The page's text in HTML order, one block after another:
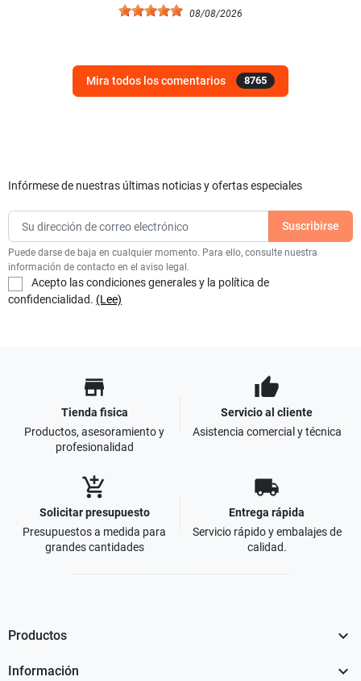
08/08/2026
Mira todos los comentarios 8765
Infórmese de nuestras últimas noticias y ofertas especiales
Puede darse de baja en cualquier momento. Para ello, consulte nuestra
información de contacto en el aviso legal.
Acepto las condiciones generales y la política de
confidencialidad. (Lee)
store
Tienda fisica
Productos, asesoramiento y
profesionalidad
thumb_up
Servicio al cliente
Asistencia comercial y técnica
add_shopping_cart
Solicitar presupuesto
Presupuestos a medida para
grandes cantidades
local_shipping
Entrega rápida
Servicio rápido y embalajes de
calidad.
Productos 
Información 